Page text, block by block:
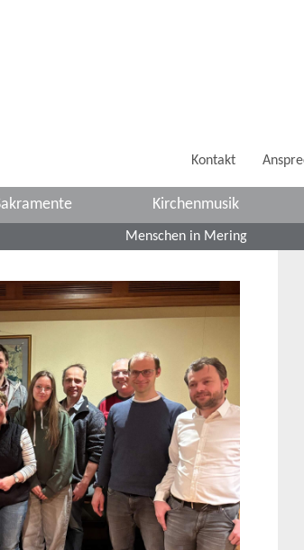
Kontakt
Kirchenmusik
Menschen in Mering